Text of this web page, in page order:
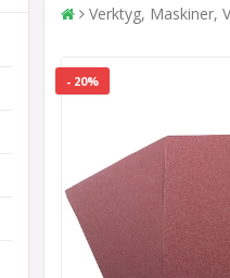
Verktyg, Maskiner,
- 20%